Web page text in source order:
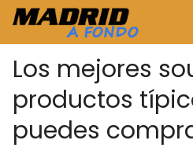
Los mejores
productos
puedes